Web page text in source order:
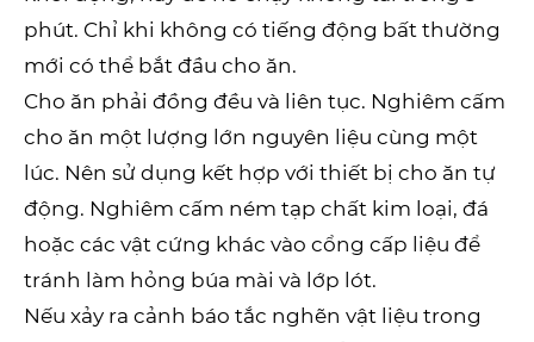
phút. Chỉ khi không có tiếng động bất thường
mới có thể bắt đầu cho ăn.
Cho ăn phải đồng đều và liên tục. Nghiêm cấm
cho ăn một lượng lớn nguyên liệu cùng một
lúc. Nên sử dụng kết hợp với thiết bị cho ăn tự
động. Nghiêm cấm ném tạp chất kim loại, đá
hoặc các vật cứng khác vào cổng cấp liệu để
tránh làm hỏng búa mài và lớp lót.
Nếu xảy ra cảnh báo tắc nghẽn vật liệu trong